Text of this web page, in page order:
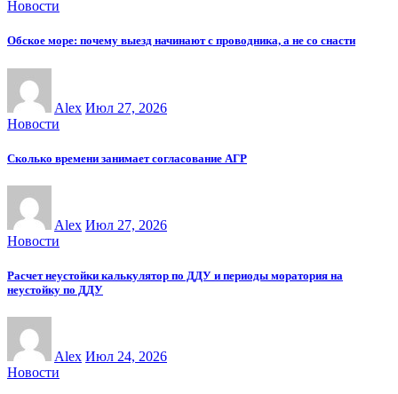
Новости
Обское море: почему выезд начинают с проводника, а не со снасти
Alex Июл 27, 2026
Новости
Сколько времени занимает согласование АГР
Alex Июл 27, 2026
Новости
Расчет неустойки калькулятор по ДДУ и периоды моратория на
неустойку по ДДУ
Alex Июл 24, 2026
Новости